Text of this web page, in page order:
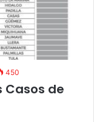
450
Casos de